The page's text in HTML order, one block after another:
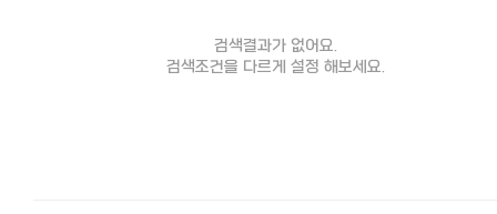
검색결과가 없어요.
검색조건을 다르게 설정 해보세요.